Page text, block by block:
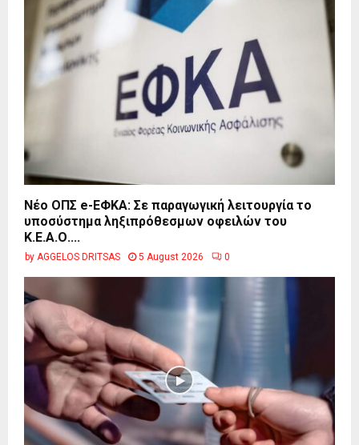
Νέο ΟΠΣ e-ΕΦΚΑ: Σε παραγωγική λειτουργία το
υποσύστημα ληξιπρόθεσμων οφειλών του
Κ.Ε.Α.Ο....
by AGGELOS DRITSAS 5 August 2026 0